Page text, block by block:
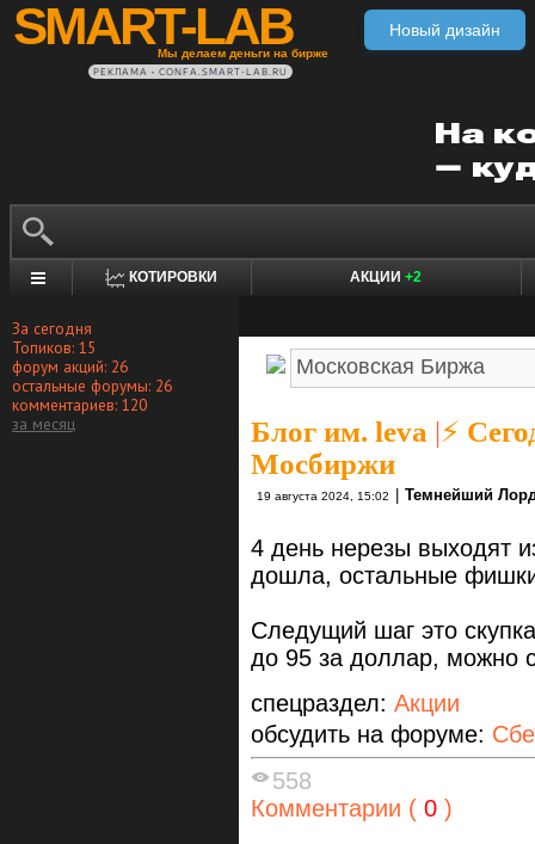
SMART-LAB
Мы делаем деньги на бирже
Новый дизайн
РЕКЛАМА • CONFA.SMART-LAB.RU
КОТИРОВКИ АКЦИИ +2
За сегодня
Топиков: 15
форум акций: 26
остальные форумы: 26
комментариев: 120
за месяц
Блог им. leva |⚡
Мосбиржи
19 августа 2024, 15:02 Темнейший
4 день нерезы выходят
дошла, остальные
Следущий шаг это
до 95 за доллар, можно
спецраздел: Акции
обсудить на форуме:
558
Комментарии ( 0 )